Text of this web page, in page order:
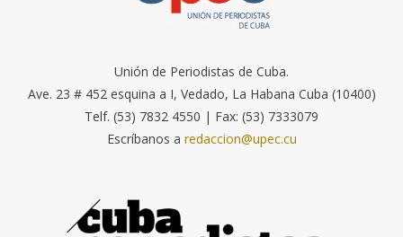
Unión de Periodistas de Cuba.
Ave. 23 # 452 esquina a I, Vedado, La Habana Cuba (10400)
Telf. (53) 7832 4550 | Fax: (53) 7333079
Escríbanos a redaccion@upec.cu